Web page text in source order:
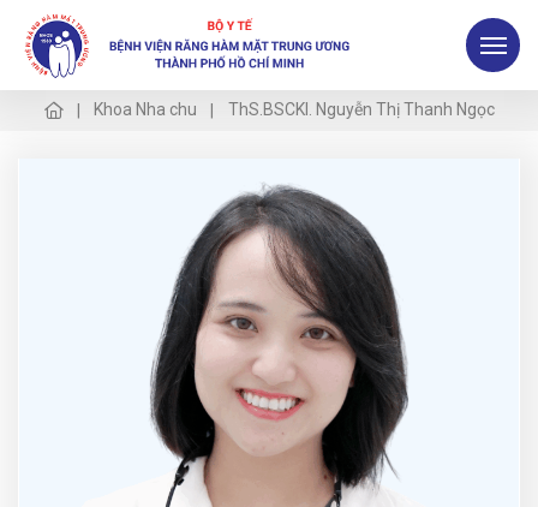
Khoa Nha chu ThS.BSCKI. Nguyễn Thị Thanh Ngọc